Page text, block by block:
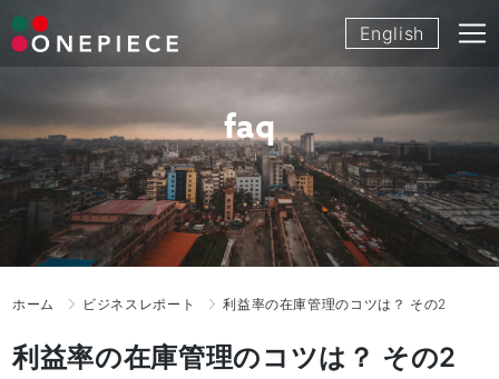
Skip
to
English
faq
ホーム ビジネスレポート 利益率の在庫管理のコツは？ その2
利益率の在庫管理のコツは？ その2